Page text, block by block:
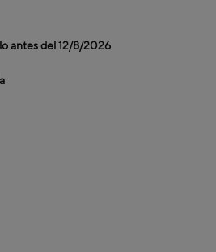
antes del12/8/2026